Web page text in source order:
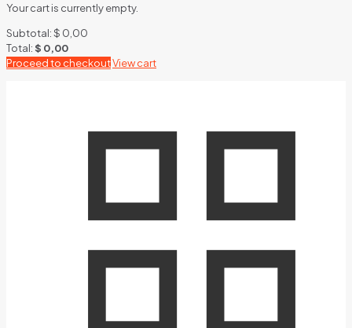
Your cart is currently empty.
Subtotal:$ 0,00
Total:$ 0,00
Proceed to checkoutView cart